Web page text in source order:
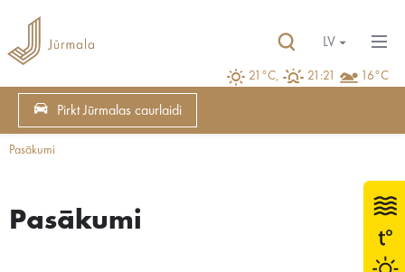
21°C, 21:21 16°C
LV
Pirkt Jūrmalas caurlaidi
Pasākumi
Pasākumi